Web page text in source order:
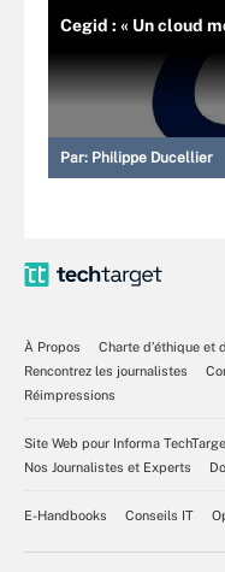
Cegid : « Un cloud
Par: Philippe Ducellier
À Propos
Charte d’éthique et
Rencontrez les journalistes
Réimpressions
Site Web pour Informa
Nos Journalistes et Experts
E-Handbooks Conseils IT